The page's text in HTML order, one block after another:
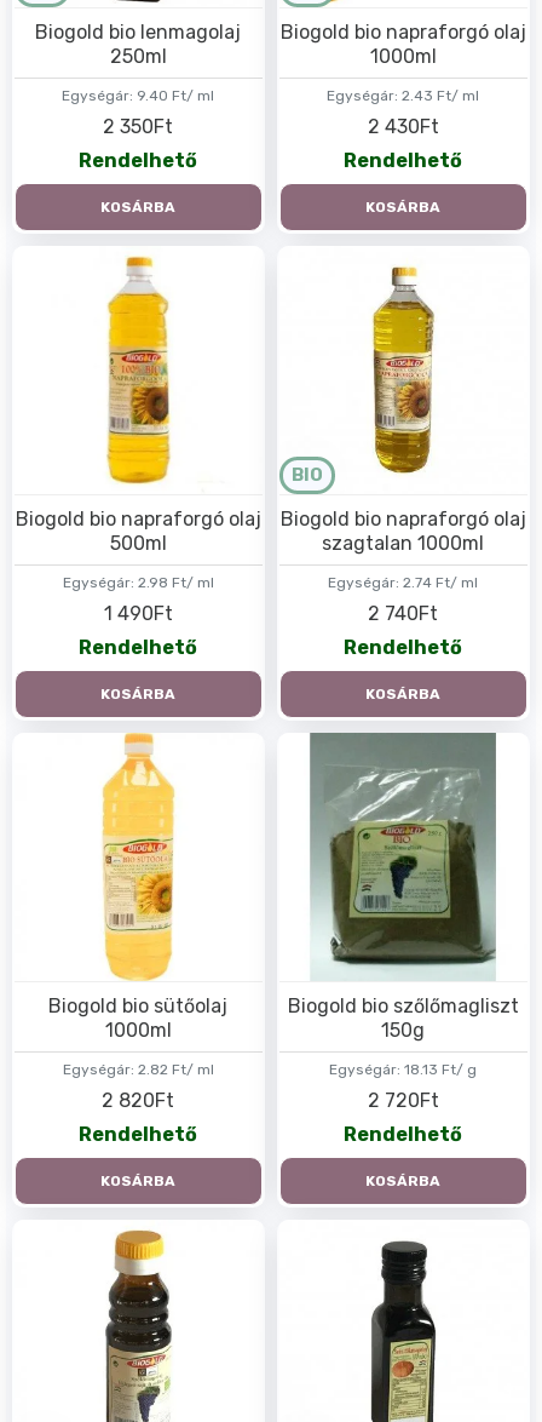
Egységár: 9.40 Ft/ ml
Biogold bio lenmagolaj
250ml
2 350Ft
Rendelhető
KOSÁRBA
Egységár: 2.43 Ft/ ml
Biogold bio napraforgó olaj
1000ml
2 430Ft
Rendelhető
KOSÁRBA
Egységár: 2.98 Ft/ ml
Biogold bio napraforgó olaj
500ml
1 490Ft
Rendelhető
KOSÁRBA
BIO
Egységár: 2.74 Ft/ ml
Biogold bio napraforgó olaj
szagtalan 1000ml
2 740Ft
Rendelhető
KOSÁRBA
Egységár: 2.82 Ft/ ml
Biogold bio sütőolaj
1000ml
2 820Ft
Rendelhető
KOSÁRBA
Egységár: 18.13 Ft/ g
Biogold bio szőlőmagliszt
150g
2 720Ft
Rendelhető
KOSÁRBA